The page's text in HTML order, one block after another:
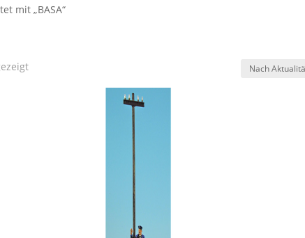
mit „BASA“
Nach